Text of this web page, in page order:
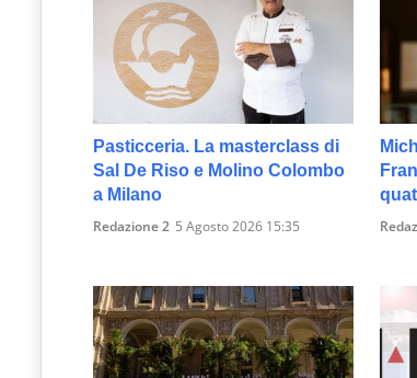
Pasticceria. La masterclass di
Sal De Riso e Molino Colombo
a Milano
Redazione 2 5 Agosto 2026 15:35